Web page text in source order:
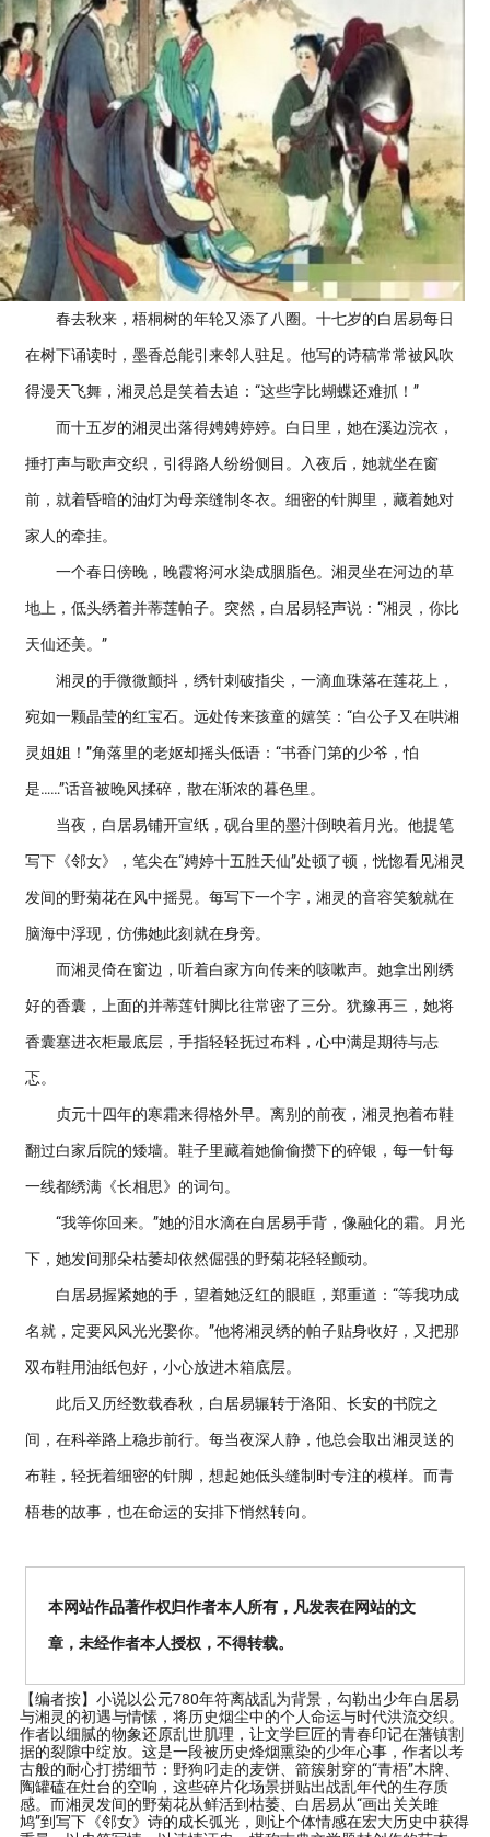
春去秋来，梧桐树的年轮又添了八圈。十七岁的白居易每日
在树下诵读时，墨香总能引来邻人驻足。他写的诗稿常常被风吹
得漫天飞舞，湘灵总是笑着去追：“这些字比蝴蝶还难抓！”
而十五岁的湘灵出落得娉娉婷婷。白日里，她在溪边浣衣，
捶打声与歌声交织，引得路人纷纷侧目。入夜后，她就坐在窗
前，就着昏暗的油灯为母亲缝制冬衣。细密的针脚里，藏着她对
家人的牵挂。
一个春日傍晚，晚霞将河水染成胭脂色。湘灵坐在河边的草
地上，低头绣着并蒂莲帕子。突然，白居易轻声说：“湘灵，你比
天仙还美。”
湘灵的手微微颤抖，绣针刺破指尖，一滴血珠落在莲花上，
宛如一颗晶莹的红宝石。远处传来孩童的嬉笑：“白公子又在哄湘
灵姐姐！”角落里的老妪却摇头低语：“书香门第的少爷，怕
是……”话音被晚风揉碎，散在渐浓的暮色里。
当夜，白居易铺开宣纸，砚台里的墨汁倒映着月光。他提笔
写下《邻女》，笔尖在“娉婷十五胜天仙”处顿了顿，恍惚看见湘灵
发间的野菊花在风中摇晃。每写下一个字，湘灵的音容笑貌就在
脑海中浮现，仿佛她此刻就在身旁。
而湘灵倚在窗边，听着白家方向传来的咳嗽声。她拿出刚绣
好的香囊，上面的并蒂莲针脚比往常密了三分。犹豫再三，她将
香囊塞进衣柜最底层，手指轻轻抚过布料，心中满是期待与忐
忑。
贞元十四年的寒霜来得格外早。离别的前夜，湘灵抱着布鞋
翻过白家后院的矮墙。鞋子里藏着她偷偷攒下的碎银，每一针每
一线都绣满《长相思》的词句。
“我等你回来。”她的泪水滴在白居易手背，像融化的霜。月光
下，她发间那朵枯萎却依然倔强的野菊花轻轻颤动。
白居易握紧她的手，望着她泛红的眼眶，郑重道：“等我功成
名就，定要风风光光娶你。”他将湘灵绣的帕子贴身收好，又把那
双布鞋用油纸包好，小心放进木箱底层。
此后又历经数载春秋，白居易辗转于洛阳、长安的书院之
间，在科举路上稳步前行。每当夜深人静，他总会取出湘灵送的
布鞋，轻抚着细密的针脚，想起她低头缝制时专注的模样。而青
梧巷的故事，也在命运的安排下悄然转向。
本网站作品著作权归作者本人所有，凡发表在网站的文
章，未经作者本人授权，不得转载。
【编者按】 小说以公元780年符离战乱为背景，勾勒出少年白居易
与湘灵的初遇与情愫，将历史烟尘中的个人命运与时代洪流交织。
作者以细腻的物象还原乱世肌理，让文学巨匠的青春印记在藩镇割
据的裂隙中绽放。这是一段被历史烽烟熏染的少年心事，作者以考
古般的耐心打捞细节：野狗叼走的麦饼、箭簇射穿的“青梧”木牌、
陶罐磕在灶台的空响，这些碎片化场景拼贴出战乱年代的生存质
感。而湘灵发间的野菊花从鲜活到枯萎、白居易从“画出关关雎
鸠”到写下《邻女》诗的成长弧光，则让个体情感在宏大历史中获得